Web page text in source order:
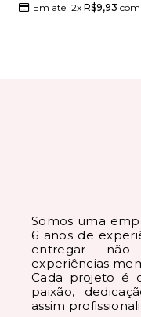
Em até 12x R$9,93
Somos uma
6 anos de
entregar não
experiências
Cada projeto é
paixão,
assim